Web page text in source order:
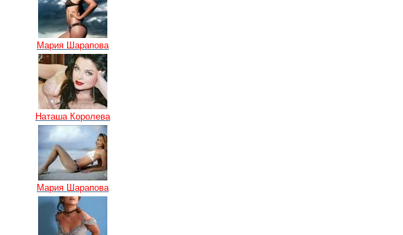
Мария Шарапова
Наташа Королева
Мария Шарапова